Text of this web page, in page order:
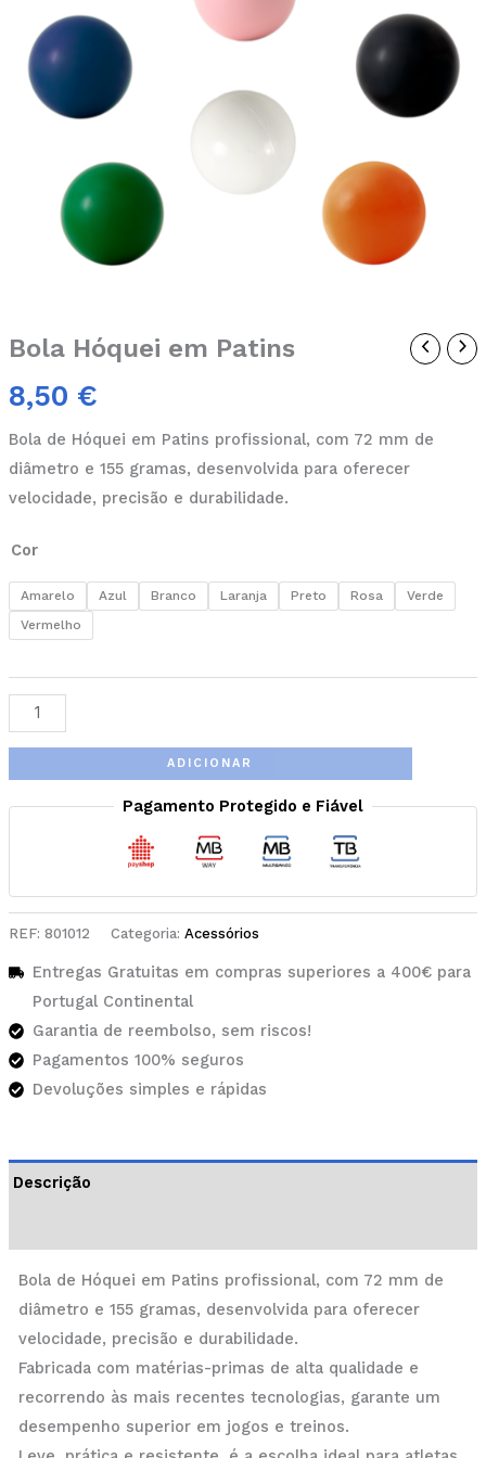
Bola Hóquei em Patins
8,50 €
Bola de Hóquei em Patins profissional, com 72 mm de
diâmetro e 155 gramas, desenvolvida para oferecer
velocidade, precisão e durabilidade.
Cor
Amarelo Azul Branco Laranja Preto Rosa
Verde
Vermelho
ADICIONAR
Pagamento Protegido e Fiável
REF: 801012 Categoria: Acessórios
Entregas Gratuitas em compras superiores a 400€ para
Portugal Continental
Garantia de reembolso, sem riscos!
Pagamentos 100% seguros
Devoluções simples e rápidas
Descrição
Bola de Hóquei em Patins profissional, com 72 mm de
diâmetro e 155 gramas, desenvolvida para oferecer
velocidade, precisão e durabilidade.
Fabricada com matérias-primas de alta qualidade e
recorrendo às mais recentes tecnologias, garante um
desempenho superior em jogos e treinos.